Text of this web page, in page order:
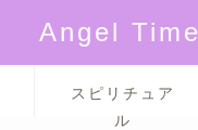
Angel Time
スピリチュア
ル